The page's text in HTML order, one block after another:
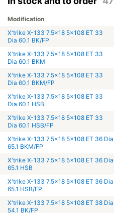
Modification
X'trike X-133 7.5x18 5x108 ET 33
Dia 60.1 BK/FP
X'trike X-133 7.5x18 5x108 ET 33
Dia 60.1 BKM
X'trike X-133 7.5x18 5x108 ET 33
Dia 60.1 BKM/FP
X'trike X-133 7.5x18 5x108 ET 33
Dia 60.1 HSB
X'trike X-133 7.5x18 5x108 ET 33
Dia 60.1 HSB/FP
X'trike X-133 7.5x18 5x108 ET 36 Dia
65.1 BKM/FP
X'trike X-133 7.5x18 5x108 ET 36 Dia
65.1 HSB
X'trike X-133 7.5x18 5x108 ET 36 Dia
65.1 HSB/FP
X'trike X-133 7.5x18 5x108 ET 38 Dia
54.1 BK/FP